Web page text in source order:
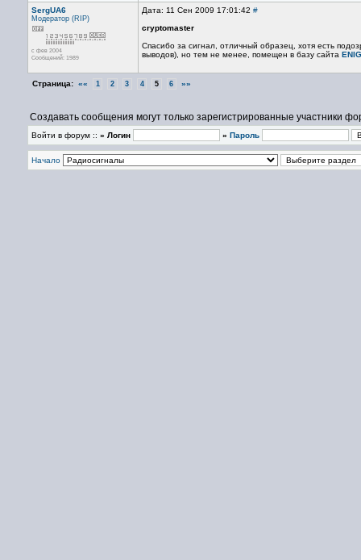
SergUA6
Модератор (RIP)
с фев 2004
Сообщений: 1989
Дата: 11 Сен 2009 17:01:42 #
cryptomaster
Спасибо за сигнал, отличный образец, хотя есть
выводов), но тем не менее, помещен в базу сайта
Страница: «« 1 2 3 4 5 6 »»
Создавать сообщения могут только зарегистрированные участники
Войти в форум :: » Логин » Пароль
Начало